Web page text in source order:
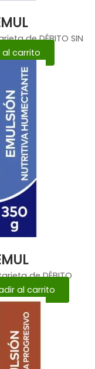
de DÉBITO SIN
al carrito
de DÉBITO
al carrito